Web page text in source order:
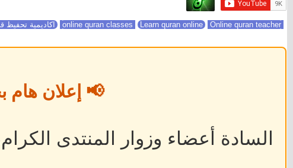
Learn quran online Online quran teacher اكاديمية تحفيظ
📢 إعلان هام
السادة أعضاء وزوار المنتدى